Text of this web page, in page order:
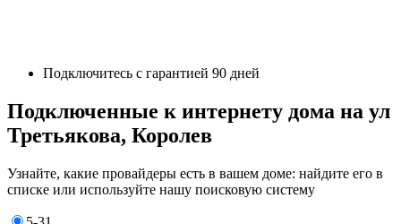
Подключитесь с гарантией 90 дней
Подключенные к интернету дома на ул
Третьякова, Королев
Узнайте, какие провайдеры есть в вашем доме: найдите его в
списке или используйте нашу поисковую систему